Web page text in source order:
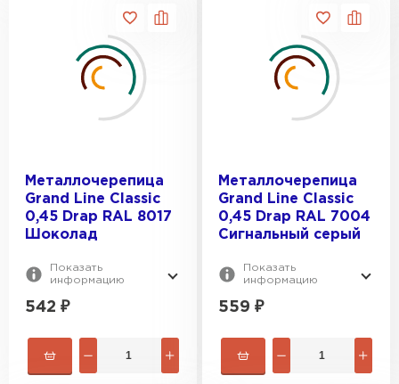
Зеленый мох
ПОЛЕЗНАЯ ШИРИНА, ММ:
1085
3.75
3.77
Металлочерепица
Grand Line Classic
0,45 Drap RAL 8017
Шоколад
Показать
информацию
542 ₽
Металлочерепица
Grand Line Classic
0,45 Drap RAL 7004
Сигнальный серый
Показать
информацию
559 ₽